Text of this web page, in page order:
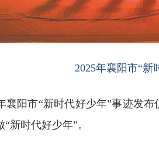
2025年襄阳市“
襄阳市“新时代好少年”事迹发
新时代好少年”。